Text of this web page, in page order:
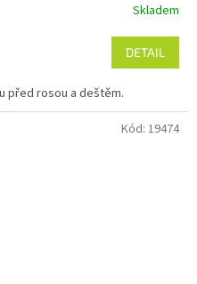
Skladem
DETAIL
před rosou a deštěm.
Kód: 19474